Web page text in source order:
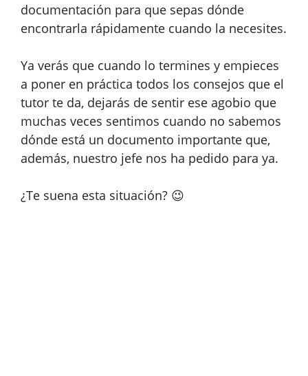
documentación para que sepas dónde
encontrarla rápidamente cuando la necesites.
Ya verás que cuando lo termines y empieces
a poner en práctica todos los consejos que el
tutor te da, dejarás de sentir ese agobio que
muchas veces sentimos cuando no sabemos
dónde está un documento importante que,
además, nuestro jefe nos ha pedido para ya.
¿Te suena esta situación? 😉